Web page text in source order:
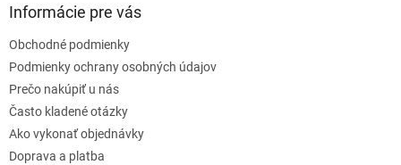
Informácie pre vás
Obchodné podmienky
Podmienky ochrany osobných údajov
Prečo nakúpiť u nás
Často kladené otázky
Ako vykonať objednávky
Doprava a platba